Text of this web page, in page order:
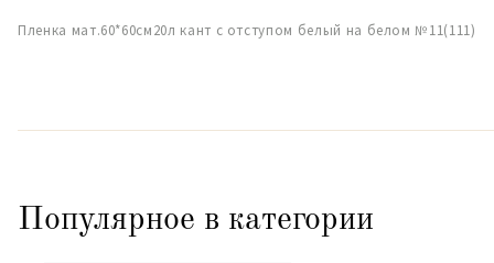
Пленка мат.60*60см20л кант с отступом белый на белом №11(111)
Популярное в категории